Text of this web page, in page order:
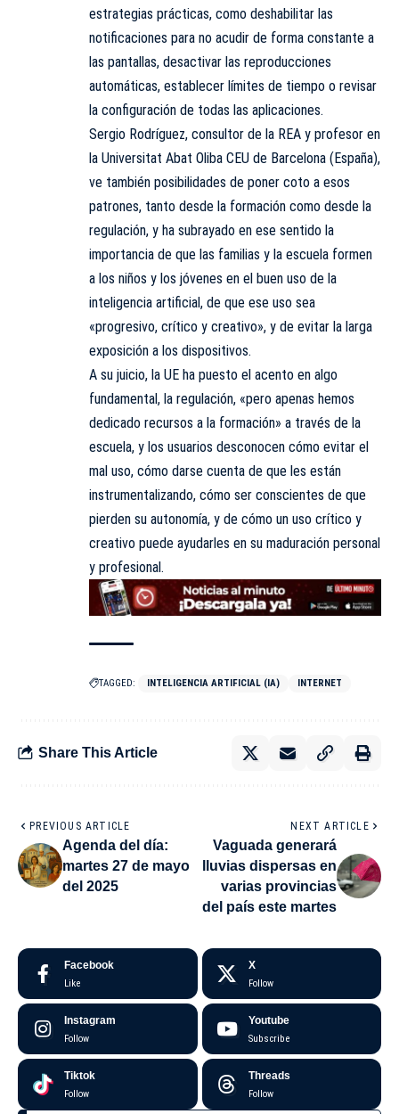
estrategias prácticas, como deshabilitar las
notificaciones para no acudir de forma constante a
las pantallas, desactivar las reproducciones
automáticas, establecer límites de tiempo o revisar
la configuración de todas las aplicaciones.
Sergio Rodríguez, consultor de la REA y profesor en
la Universitat Abat Oliba CEU de Barcelona (España),
ve también posibilidades de poner coto a esos
patrones, tanto desde la formación como desde la
regulación, y ha subrayado en ese sentido la
importancia de que las familias y la escuela formen
a los niños y los jóvenes en el buen uso de la
inteligencia artificial, de que ese uso sea
«progresivo, crítico y creativo», y de evitar la larga
exposición a los dispositivos.
A su juicio, la UE ha puesto el acento en algo
fundamental, la regulación, «pero apenas hemos
dedicado recursos a la formación» a través de la
escuela, y los usuarios desconocen cómo evitar el
mal uso, cómo darse cuenta de que les están
instrumentalizando, cómo ser conscientes de que
pierden su autonomía, y de cómo un uso crítico y
creativo puede ayudarles en su maduración personal
y profesional.
TAGGED: INTELIGENCIA ARTIFICIAL (IA) INTERNET
Share This Article
PREVIOUS ARTICLE
Agenda del día:
martes 27 de mayo
del 2025
NEXT ARTICLE
Vaguada generará
lluvias dispersas en
varias provincias
del país este martes
Facebook
Like
X
Follow
Instagram
Follow
Youtube
Subscribe
Tiktok
Follow
Threads
Follow